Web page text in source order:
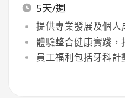
5天/週
提供專業發展及個人
體驗整合健康實踐，
員工福利包括牙科